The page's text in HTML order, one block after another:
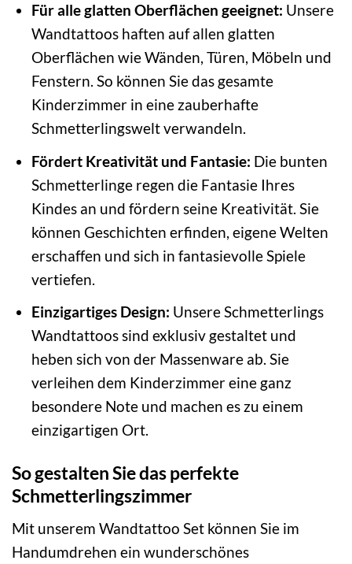
Für alle glatten Oberflächen geeignet: Unsere
Wandtattoos haften auf allen glatten
Oberflächen wie Wänden, Türen, Möbeln und
Fenstern. So können Sie das gesamte
Kinderzimmer in eine zauberhafte
Schmetterlingswelt verwandeln.
Fördert Kreativität und Fantasie: Die bunten
Schmetterlinge regen die Fantasie Ihres
Kindes an und fördern seine Kreativität. Sie
können Geschichten erfinden, eigene Welten
erschaffen und sich in fantasievolle Spiele
vertiefen.
Einzigartiges Design: Unsere Schmetterlings
Wandtattoos sind exklusiv gestaltet und
heben sich von der Massenware ab. Sie
verleihen dem Kinderzimmer eine ganz
besondere Note und machen es zu einem
einzigartigen Ort.
So gestalten Sie das perfekte
Schmetterlingszimmer
Mit unserem Wandtattoo Set können Sie im
Handumdrehen ein wunderschönes